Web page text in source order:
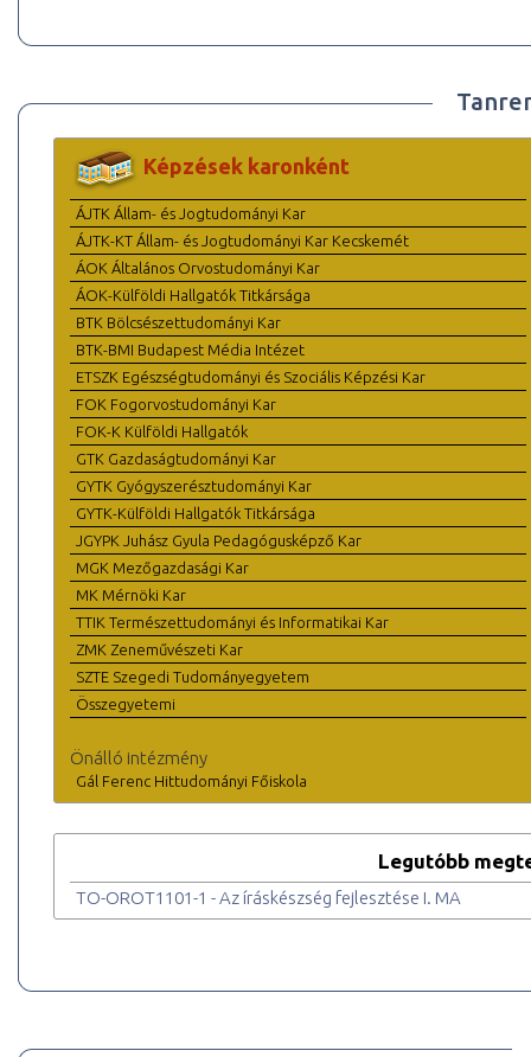
Képzések karonként
ÁJTK Állam- és Jogtudományi Kar
ÁJTK-KT Állam- és Jogtudományi Kar Kecskemét
ÁOK Általános Orvostudományi Kar
ÁOK-Külföldi Hallgatók Titkársága
BTK Bölcsészettudományi Kar
BTK-BMI Budapest Média Intézet
ETSZK Egészségtudományi és Szociális Képzési Kar
FOK Fogorvostudományi Kar
FOK-K Külföldi Hallgatók
GTK Gazdaságtudományi Kar
GYTK Gyógyszerésztudományi Kar
GYTK-Külföldi Hallgatók Titkársága
JGYPK Juhász Gyula Pedagógusképző Kar
MGK Mezőgazdasági Kar
MK Mérnöki Kar
TTIK Természettudományi és Informatikai Kar
ZMK Zeneművészeti Kar
SZTE Szegedi Tudományegyetem
Összegyetemi
Önálló intézmény
Gál Ferenc Hittudományi Főiskola
Legutóbb
TO-OROT1101-1 - Az íráskészség fejlesztése I. MA